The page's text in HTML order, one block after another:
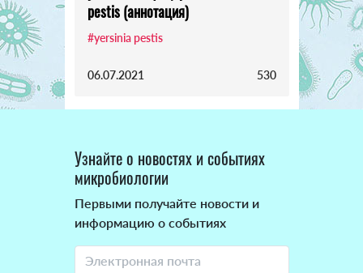
pestis (аннотация)
#yersinia pestis
06.07.2021 530
Узнайте о новостях и событиях
микробиологии
Первыми получайте новости и
информацию о событиях